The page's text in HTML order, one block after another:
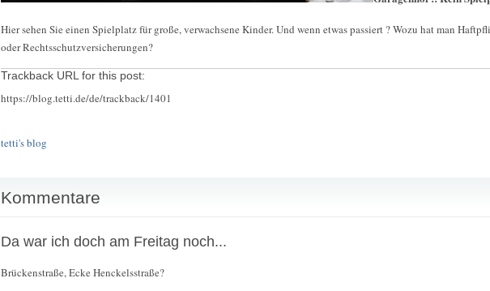
Hier sehen Sie einen Spielplatz für große, verwachsene Kinder. Und wenn etwas passiert ? Wozu hat man
oder Rechtsschutzversicherungen?
Trackback URL for this post:
https://blog.tetti.de/de/trackback/1401
tetti's blog
Kommentare
Da war ich doch am Freitag noch...
Brückenstraße, Ecke Henckelsstraße?